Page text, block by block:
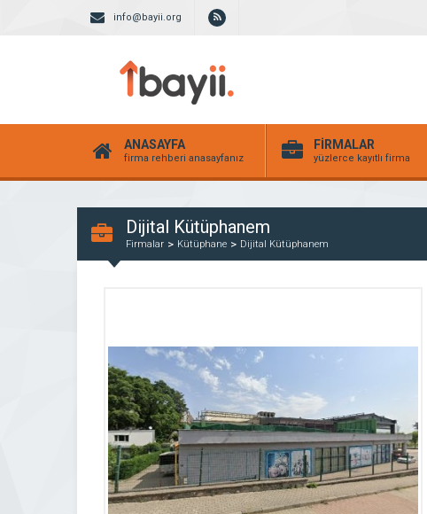
info@bayii.org
ANASAYFA
firma rehberi anasayfanız
FİRMALAR
yüzlerce kayıtlı firma
Dijital Kütüphanem
Firmalar Kütüphane Dijital Kütüphanem